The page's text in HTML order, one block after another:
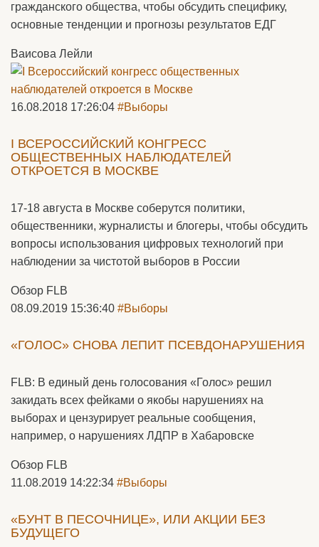
гражданского общества, чтобы обсудить специфику,
основные тенденции и прогнозы результатов ЕДГ
Ваисова Лейли
16.08.2018 17:26:04 #Выборы
I ВСЕРОССИЙСКИЙ КОНГРЕСС
ОБЩЕСТВЕННЫХ НАБЛЮДАТЕЛЕЙ
ОТКРОЕТСЯ В МОСКВЕ
17-18 августа в Москве соберутся политики,
общественники, журналисты и блогеры, чтобы обсудить
вопросы использования цифровых технологий при
наблюдении за чистотой выборов в России
Обзор FLB
08.09.2019 15:36:40 #Выборы
«ГОЛОС» СНОВА ЛЕПИТ ПСЕВДОНАРУШЕНИЯ
FLB: В единый день голосования «Голос» решил
закидать всех фейками о якобы нарушениях на
выборах и цензурирует реальные сообщения,
например, о нарушениях ЛДПР в Хабаровске
Обзор FLB
11.08.2019 14:22:34 #Выборы
«БУНТ В ПЕСОЧНИЦЕ», ИЛИ АКЦИИ БЕЗ
БУДУЩЕГО